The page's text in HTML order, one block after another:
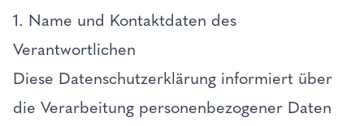
1. Name und Kontaktdaten des
Verantwortlichen
Diese Datenschutzerklärung informiert über
die Verarbeitung personenbezogener Daten